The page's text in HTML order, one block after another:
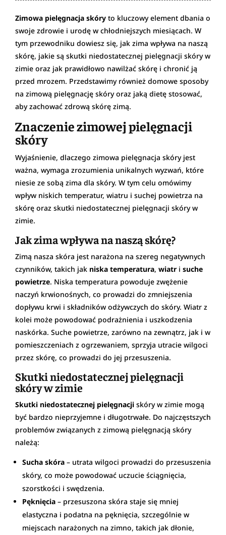
Zimowa pielęgnacja skóry to kluczowy element dbania o
swoje zdrowie i urodę w chłodniejszych miesiącach. W
tym przewodniku dowiesz się, jak zima wpływa na naszą
skórę, jakie są skutki niedostatecznej pielęgnacji skóry w
zimie oraz jak prawidłowo nawilżać skórę i chronić ją
przed mrozem. Przedstawimy również domowe sposoby
na zimową pielęgnację skóry oraz jaką dietę stosować,
aby zachować zdrową skórę zimą.
Znaczenie zimowej pielęgnacji
skóry
Wyjaśnienie, dlaczego zimowa pielęgnacja skóry jest
ważna, wymaga zrozumienia unikalnych wyzwań, które
niesie ze sobą zima dla skóry. W tym celu omówimy
wpływ niskich temperatur, wiatru i suchej powietrza na
skórę oraz skutki niedostatecznej pielęgnacji skóry w
zimie.
Jak zima wpływa na naszą skórę?
Zimą nasza skóra jest narażona na szereg negatywnych
czynników, takich jak niska temperatura, wiatr i suche
powietrze. Niska temperatura powoduje zwężenie
naczyń krwionośnych, co prowadzi do zmniejszenia
dopływu krwi i składników odżywczych do skóry. Wiatr z
kolei może powodować podrażnienia i uszkodzenia
naskórka. Suche powietrze, zarówno na zewnątrz, jak i w
pomieszczeniach z ogrzewaniem, sprzyja utracie wilgoci
przez skórę, co prowadzi do jej przesuszenia.
Skutki niedostatecznej pielęgnacji
skóry w zimie
Skutki niedostatecznej pielęgnacji skóry w zimie mogą
być bardzo nieprzyjemne i długotrwałe. Do najczęstszych
problemów związanych z zimową pielęgnacją skóry
należą:
Sucha skóra – utrata wilgoci prowadzi do przesuszenia
skóry, co może powodować uczucie ściągnięcia,
szorstkości i swędzenia.
Pęknięcia – przesuszona skóra staje się mniej
elastyczna i podatna na pęknięcia, szczególnie w
miejscach narażonych na zimno, takich jak dłonie,